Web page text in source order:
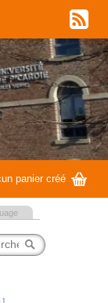
w
panier créé G